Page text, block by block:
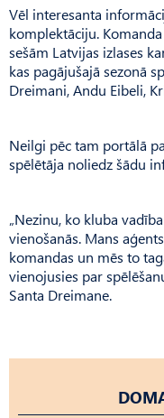
Vēl interesanta
komplektāciju.
sešām Latvijas izlases
kas pagājušajā sezonā
Dreimani, Andu Eibeli,
Neilgi pēc tam portālā
spēlētāja noliedz šādu
„Nezinu, ko kluba
vienošanās. Mans
komandas un mēs to
vienojusies par
Santa Dreimane.